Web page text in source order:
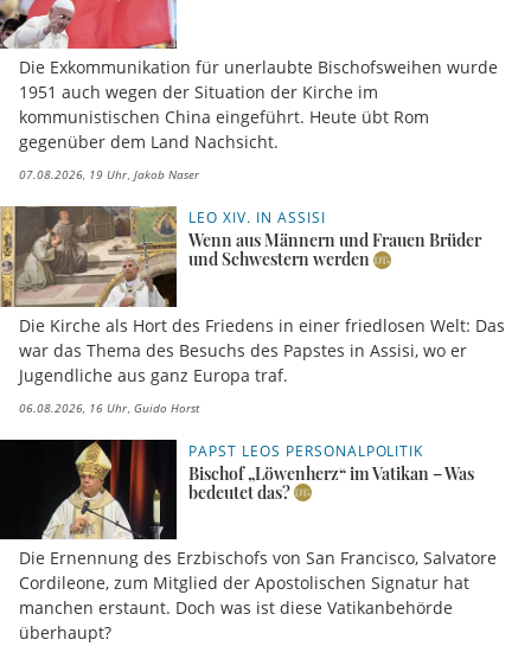
Die Exkommunikation für unerlaubte Bischofsweihen wurde
1951 auch wegen der Situation der Kirche im
kommunistischen China eingeführt. Heute übt Rom
gegenüber dem Land Nachsicht.
07.08.2026, 19 Uhr Jakob Naser
LEO XIV. IN ASSISI
Wenn aus Männern und Frauen Brüder
und Schwestern werden
Die Kirche als Hort des Friedens in einer friedlosen Welt: Das
war das Thema des Besuchs des Papstes in Assisi, wo er
Jugendliche aus ganz Europa traf.
06.08.2026, 16 Uhr Guido Horst
PAPST LEOS PERSONALPOLITIK
Bischof „Löwenherz“ im Vatikan – Was
bedeutet das?
Die Ernennung des Erzbischofs von San Francisco, Salvatore
Cordileone, zum Mitglied der Apostolischen Signatur hat
manchen erstaunt. Doch was ist diese Vatikanbehörde
überhaupt?